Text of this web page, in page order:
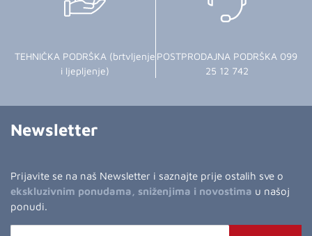
TEHNIČKA PODRŠKA (brtvljenje
i ljepljenje)
POSTPRODAJNA PODRŠKA 099
25 12 742
Newsletter
Prijavite se na naš Newsletter i saznajte prije ostalih sve o
ekskluzivnim ponudama, sniženjima i novostima u našoj
ponudi.